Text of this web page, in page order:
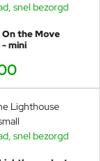
snel bezorgd
On the Move
mini
snel bezorgd